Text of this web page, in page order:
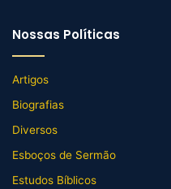
Nossas Políticas
Artigos
Biografias
Diversos
Esboços de Sermão
Estudos Bíblicos